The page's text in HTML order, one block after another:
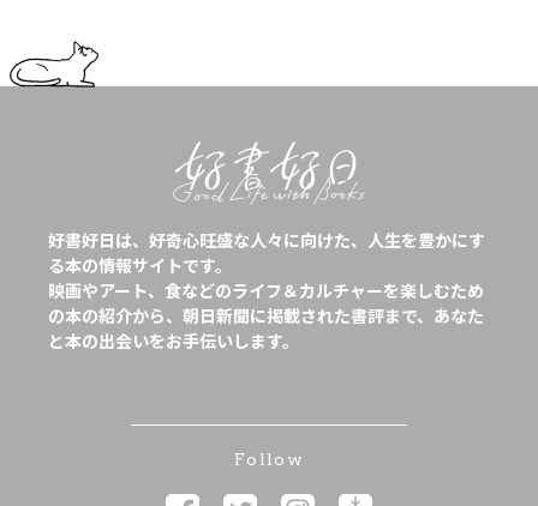
好書好日は、好奇心旺盛な人々に向けた、人生を豊かにす
る本の情報サイトです。
映画やアート、食などのライフ＆カルチャーを楽しむため
の本の紹介から、朝日新聞に掲載された書評まで、あなた
と本の出会いをお手伝いします。
Follow